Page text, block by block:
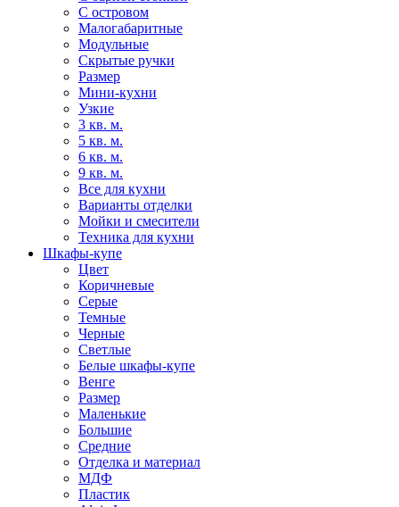
С островом
Малогабаритные
Модульные
Скрытые ручки
Размер
Мини-кухни
Узкие
3 кв. м.
5 кв. м.
6 кв. м.
9 кв. м.
Все для кухни
Варианты отделки
Мойки и смесители
Техника для кухни
Шкафы-купе
Цвет
Коричневые
Серые
Темные
Черные
Светлые
Белые шкафы-купе
Венге
Размер
Маленькие
Большие
Средние
Отделка и материал
МДФ
Пластик